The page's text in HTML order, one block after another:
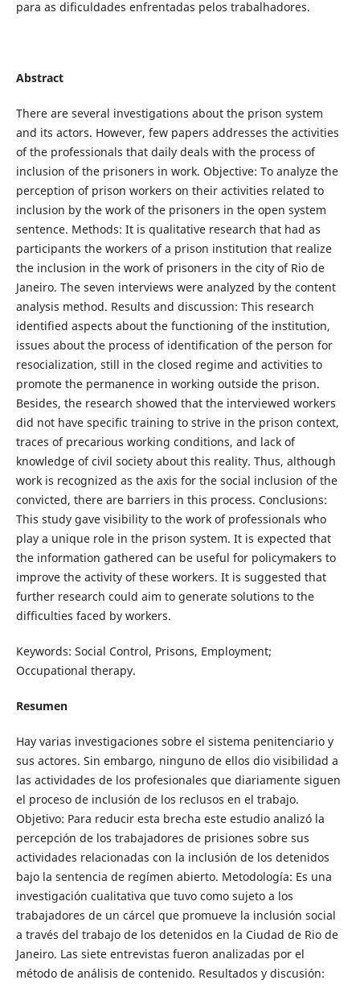
para as dificuldades enfrentadas pelos trabalhadores.
Abstract
There are several investigations about the prison system
and its actors. However, few papers addresses the activities
of the professionals that daily deals with the process of
inclusion of the prisoners in work. Objective: To analyze the
perception of prison workers on their activities related to
inclusion by the work of the prisoners in the open system
sentence. Methods: It is qualitative research that had as
participants the workers of a prison institution that realize
the inclusion in the work of prisoners in the city of Rio de
Janeiro. The seven interviews were analyzed by the content
analysis method. Results and discussion: This research
identified aspects about the functioning of the institution,
issues about the process of identification of the person for
resocialization, still in the closed regime and activities to
promote the permanence in working outside the prison.
Besides, the research showed that the interviewed workers
did not have specific training to strive in the prison context,
traces of precarious working conditions, and lack of
knowledge of civil society about this reality. Thus, although
work is recognized as the axis for the social inclusion of the
convicted, there are barriers in this process. Conclusions:
This study gave visibility to the work of professionals who
play a unique role in the prison system. It is expected that
the information gathered can be useful for policymakers to
improve the activity of these workers. It is suggested that
further research could aim to generate solutions to the
difficulties faced by workers.
Keywords: Social Control, Prisons, Employment;
Occupational therapy.
Resumen
Hay varias investigaciones sobre el sistema penitenciario y
sus actores. Sin embargo, ninguno de ellos dio visibilidad a
las actividades de los profesionales que diariamente siguen
el proceso de inclusión de los reclusos en el trabajo.
Objetivo: Para reducir esta brecha este estudio analizó la
percepción de los trabajadores de prisiones sobre sus
actividades relacionadas con la inclusión de los detenidos
bajo la sentencia de regímen abierto. Metodología: Es una
investigación cualitativa que tuvo como sujeto a los
trabajadores de un cárcel que promueve la inclusión social
a través del trabajo de los detenidos en la Ciudad de Rio de
Janeiro. Las siete entrevistas fueron analizadas por el
método de análisis de contenido. Resultados y discusión: